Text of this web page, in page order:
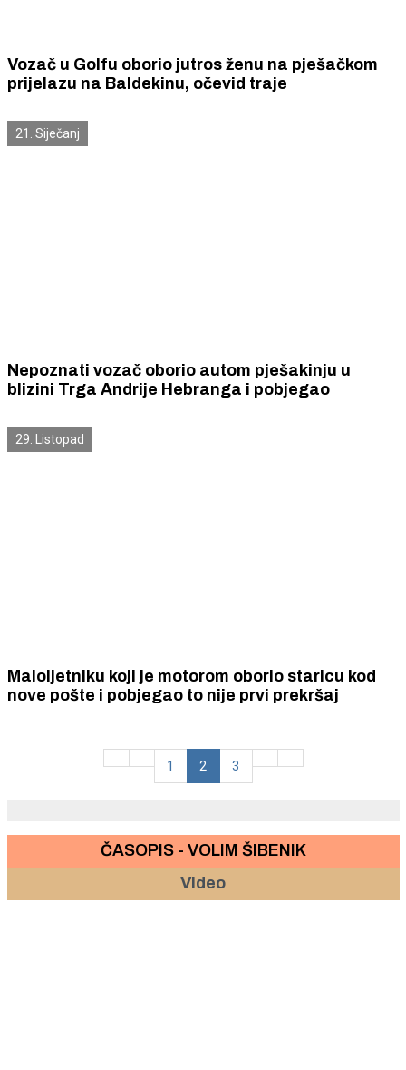
Vozač u Golfu oborio jutros ženu na pješačkom
prijelazu na Baldekinu, očevid traje
21. Siječanj
Nepoznati vozač oborio autom pješakinju u
blizini Trga Andrije Hebranga i pobjegao
29. Listopad
Maloljetniku koji je motorom oborio staricu kod
nove pošte i pobjegao to nije prvi prekršaj
1 2 3
ČASOPIS - VOLIM ŠIBENIK
Video